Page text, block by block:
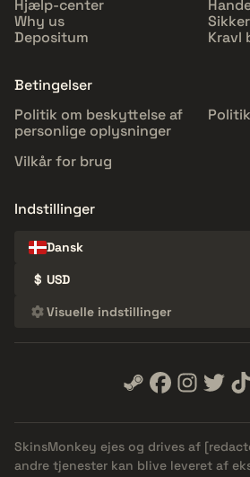
Hjælp-center
Why us
Depositum
Kravl
Betingelser
Politik om beskyttelse af
personlige oplysninger
Vilkår for brug
Indstillinger
Dansk
$ USD
Visuelle indstillinger
SkinsMonkey ejes og drives af
andre tjenester kan blive leveret af